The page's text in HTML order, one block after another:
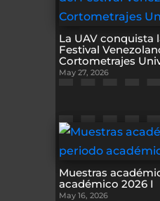
La UAV conquista
Festival
Cortometrajes
May 27, 2026
Muestras
académico 2026 I
May 16, 2026